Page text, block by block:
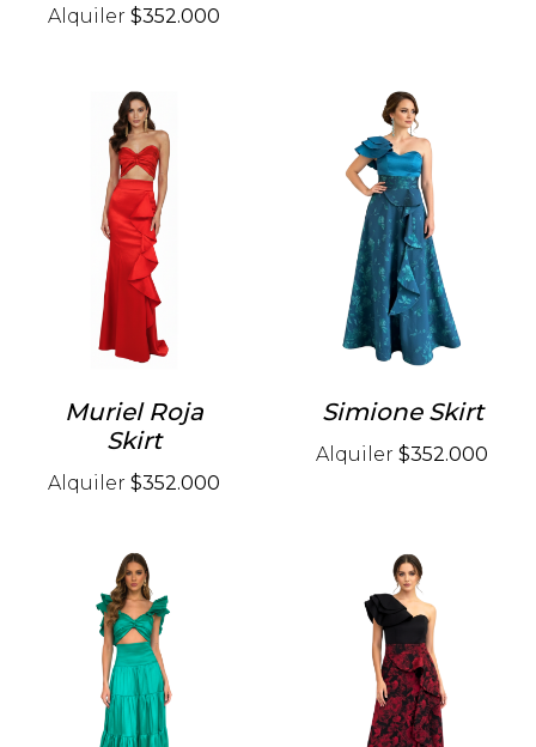
Alquiler $352.000
Muriel Roja
Skirt
Alquiler $352.000
Simione Skirt
Alquiler $352.000